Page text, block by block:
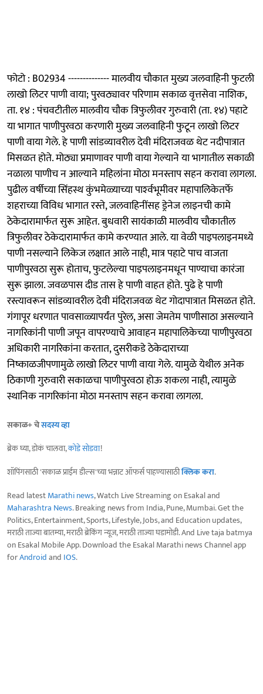
फोटो : B02934 -------------- मालवीय चौकात मुख्य जलवाहिनी फुटली
लाखो लिटर पाणी वाया; पुरवठ्यावर परिणाम सकाळ वृत्तसेवा नाशिक,
ता. १४ : पंचवटीतील मालवीय चौक त्रिफुलीवर गुरुवारी (ता. १४) पहाटे
या भागात पाणीपुरवठा करणारी मुख्य जलवाहिनी फुटून लाखो लिटर
पाणी वाया गेले. हे पाणी सांडव्यावरील देवी मंदिराजवळ थेट नदीपात्रात
मिसळत होते. मोठ्या प्रमाणावर पाणी वाया गेल्याने या भागातील सकाळी
नळाला पाणीच न आल्याने महिलांना मोठा मनस्ताप सहन करावा लागला.
पुढील वर्षीच्या सिंहस्थ कुंभमेळ्याच्या पार्श्‍वभूमीवर महापालिकेतर्फे
शहराच्या विविध भागात रस्ते, जलवाहिनींसह ड्रेनेज लाइनची कामे
ठेकेदारामार्फत सुरू आहेत. बुधवारी सायंकाळी मालवीय चौकातील
त्रिफुलीवर ठेकेदारामार्फत कामे करण्यात आले. या वेळी पाइपलाइनमध्ये
पाणी नसल्याने लिकेज लक्षात आले नाही, मात्र पहाटे पाच वाजता
पाणीपुरवठा सुरू होताच, फुटलेल्या पाइपलाइनमधून पाण्याचा कारंजा
सुरू झाला. जवळपास दीड तास हे पाणी वाहत होते. पुढे हे पाणी
रस्त्यावरून सांडव्यावरील देवी मंदिराजवळ थेट गोदापात्रात मिसळत होते.
गंगापूर धरणात पावसाळ्यापर्यंत पुरेल, असा जेमतेम पाणीसाठा असल्याने
नागरिकांनी पाणी जपून वापरण्याचे आवाहन महापालिकेच्या पाणीपुरवठा
अधिकारी नागरिकांना करतात, दुसरीकडे ठेकेदाराच्या
निष्काळजीपणामुळे लाखो लिटर पाणी वाया गेले. यामुळे येथील अनेक
ठिकाणी गुरुवारी सकाळचा पाणीपुरवठा होऊ शकला नाही, त्यामुळे
स्थानिक नागरिकांना मोठा मनस्ताप सहन करावा लागला.
सकाळ+ चेसदस्य व्हा
ब्रेक घ्या, डोकं चालवा,कोडे सोडवा!
शॉपिंगसाठी 'सकाळ प्राईम डील्स'च्या भन्नाट ऑफर्स पाहण्यासाठीक्लिक करा.
Read latestMarathi news, Watch Live Streaming on Esakal and
Maharashtra News. Breaking news from India, Pune, Mumbai. Get the
Politics, Entertainment, Sports, Lifestyle, Jobs, and Education updates,
मराठी ताज्या बातम्या, मराठी ब्रेकिंग न्यूज, मराठी ताज्या घडामोडी. And Live taja batmya
on Esakal Mobile App. Download the Esakal Marathi news Channel app
forAndroidand IOS.